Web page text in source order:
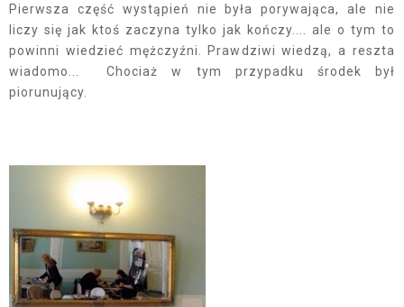
Pierwsza część wystąpień nie była porywająca, ale nie
liczy się jak ktoś zaczyna tylko jak kończy.... ale o tym to
powinni wiedzieć mężczyźni. Prawdziwi wiedzą, a reszta
wiadomo... Chociaż w tym przypadku środek był
piorunujący.